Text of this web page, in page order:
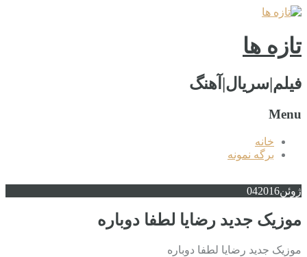
تازه ها
فیلم|سریال|آهنگ
Menu
خانه
برگه نمونه
ژوئن 042016
موزیک جدید رضایا لطفا دوباره
موزیک جدید رضایا لطفا دوباره